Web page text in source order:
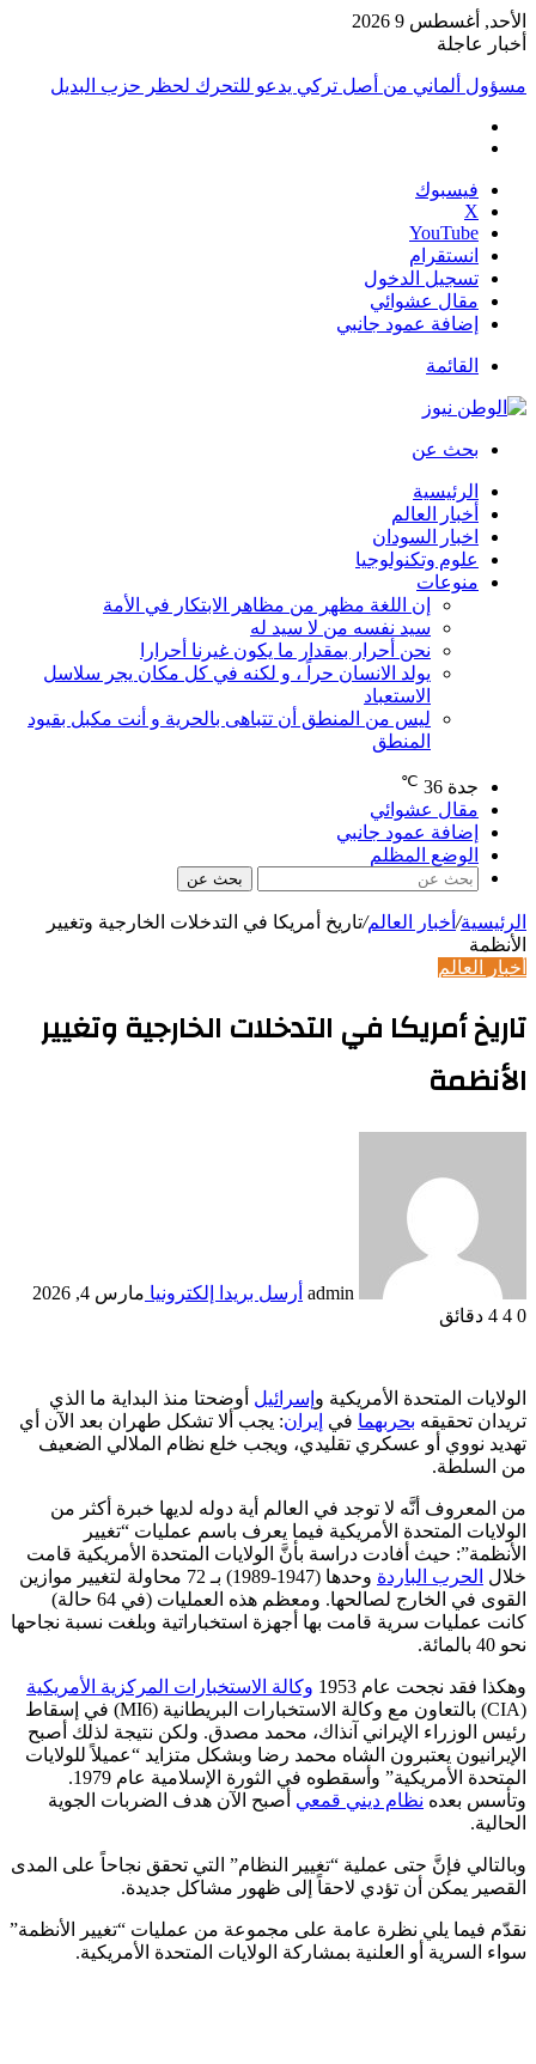
الأحد, أغسطس 9 2026
أخبار عاجلة
خطط حكومية وأوجه قصور وانتقادات .. كيف تواجه ألمانيا الحرّ؟
فيسبوك
‫X
‫YouTube
انستقرام
تسجيل الدخول
مقال عشوائي
إضافة عمود جانبي
القائمة
بحث عن
الرئيسية
أخبار العالم
اخبار السودان
علوم وتكنولوجيا
منوعات
إن اللغة مظهر من مظاهر الابتكار في الأمة
سيد نفسه من لا سيد له
نحن أحرار بمقدار ما يكون غيرنا أحرارا
يولد الانسان حراً ، و لكنه في كل مكان يجر سلاسل
الاستعباد
ليس من المنطق أن تتباهى بالحرية و أنت مكبل بقيود
المنطق
جدة 36
℃
مقال عشوائي
إضافة عمود جانبي
الوضع المظلم
بحث عن
الرئيسية/ أخبار العالم/تاريخ أمريكا في التدخلات الخارجية وتغيير
الأنظمة
أخبار العالم
تاريخ أمريكا في التدخلات الخارجية وتغيير
الأنظمة
admin أرسل بريدا إلكترونيا مارس 4, 2026
0
4 دقائق
الولايات المتحدة الأمريكية و إسرائيل أوضحتا منذ البداية ما الذي
تريدان تحقيقه بحربهما في إيران: يجب ألا تشكل طهران بعد الآن أي
تهديد نووي أو عسكري تقليدي، ويجب خلع نظام الملالي الضعيف
من السلطة.
من المعروف أنَّه لا توجد في العالم أية دوله لديها خبرة أكثر من
الولايات المتحدة الأمريكية فيما يعرف باسم عمليات “تغيير
الأنظمة”: حيث أفادت دراسة بأنَّ الولايات المتحدة الأمريكية قامت
خلال الحرب الباردة
وحدها (1947-1989) بـ 72 محاولة لتغيير موازين
القوى في الخارج لصالحها. ومعظم هذه العمليات (في 64 حالة)
كانت عمليات سرية قامت بها أجهزة استخباراتية وبلغت نسبة نجاحها
نحو 40 بالمائة.
وهكذا فقد نجحت عام 1953
وكالة الاستخبارات المركزية الأمريكية
(CIA) بالتعاون مع وكالة الاستخبارات البريطانية (MI6) في إسقاط
رئيس الوزراء الإيراني آنذاك، محمد مصدق. ولكن نتيجة لذلك أصبح
الإيرانيون يعتبرون الشاه محمد رضا وبشكل متزايد “عميلاً للولايات
المتحدة الأمريكية” وأسقطوه في الثورة الإسلامية عام 1979.
وتأسس بعده نظام ديني قمعي أصبح الآن هدف الضربات الجوية
الحالية.
وبالتالي فإنَّ حتى عملية “تغيير النظام” التي تحقق نجاحاً على المدى
القصير يمكن أن تؤدي لاحقاً إلى ظهور مشاكل جديدة.
نقدّم فيما يلي نظرة عامة على مجموعة من عمليات “تغيير الأنظمة”
سواء السرية أو العلنية بمشاركة الولايات المتحدة الأمريكية.